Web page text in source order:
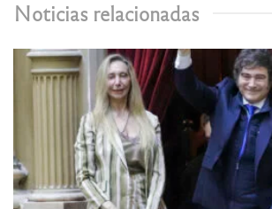
Noticias relacionadas